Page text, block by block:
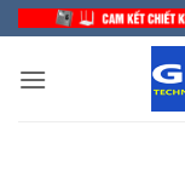
Bỏ
qua
nội